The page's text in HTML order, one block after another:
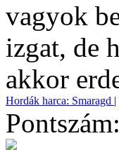
vagyok
izgat, de
akkor
Hordák harca: Smaragd |
Pontszám: